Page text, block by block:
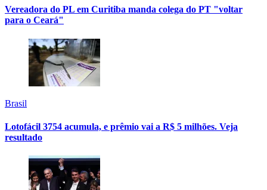
Vereadora do PL em Curitiba manda colega do PT "voltar
para o Ceará"
Brasil
Lotofácil 3754 acumula, e prêmio vai a R$ 5 milhões. Veja
resultado